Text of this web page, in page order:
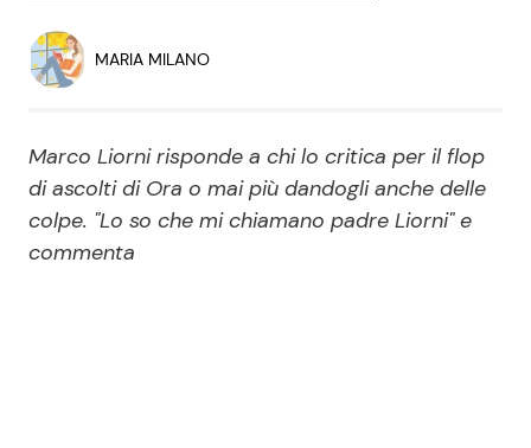
Economia
Persone Scomparse
Politica Reality e Talent
Soap Opera
MARIA MILANO
Marco Liorni risponde a chi lo critica per il flop
di ascolti di Ora o mai più dandogli anche delle
colpe. "Lo so che mi chiamano padre Liorni" e
commenta